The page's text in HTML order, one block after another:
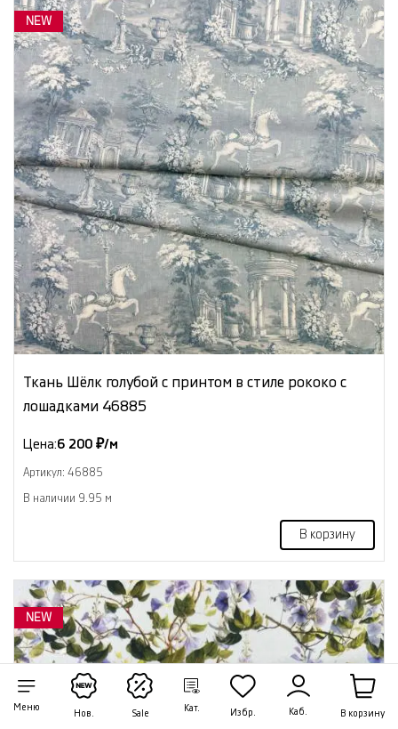
Меню
Нов. Sale
Кат. Избр. Каб. В корзину
NEW
Ткань Шёлк голубой с принтом в стиле рококо с
лошадками 46885
Цена:6 200 ₽/м
Артикул: 46885
В наличии 9.95 м
В корзину
NEW